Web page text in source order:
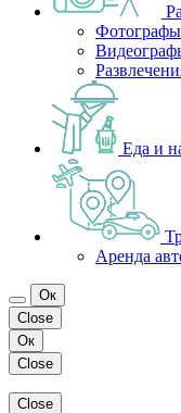
Фотографы
Еда и
Аренда
Ок
Close
Ок
Close
Close